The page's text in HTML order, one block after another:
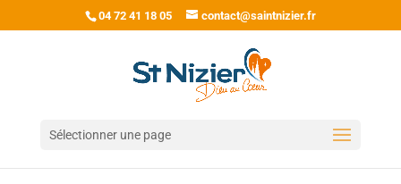
04 72 41 18 05 contact@saintnizier.fr
Sélectionner une page